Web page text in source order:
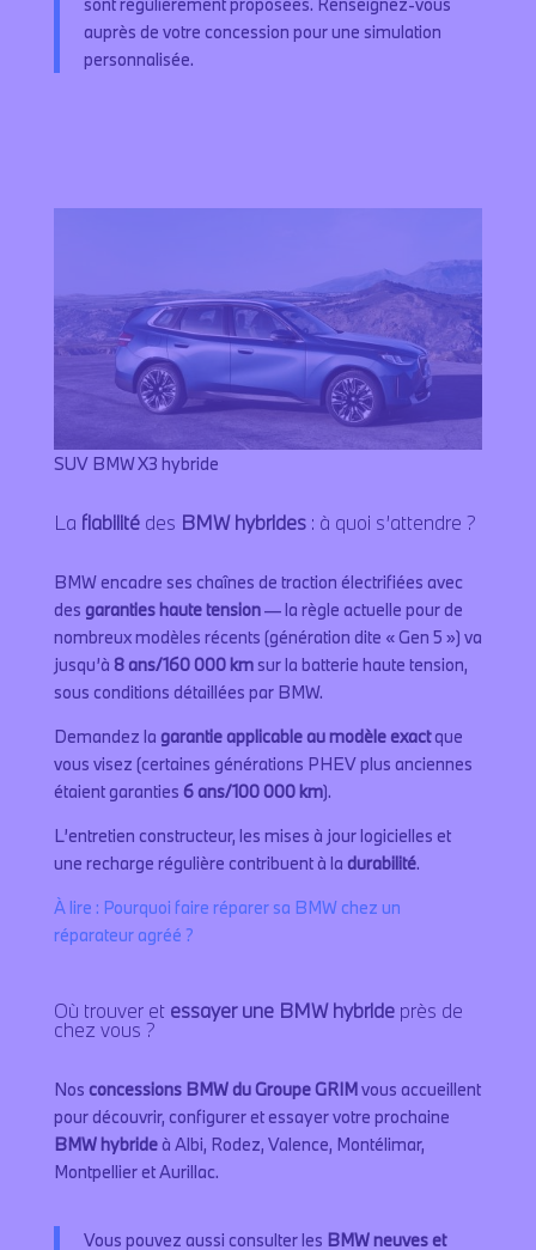
auprès de votre concession pour une simulation
personnalisée.
SUV BMW X3 hybride
La fiabilitédes BMW hybrides: à quoi s’attendre ?
BMW encadre ses chaînes de traction électrifiées avec
des garanties haute tension— la règle actuelle pour de
nombreux modèles récents (génération dite « Gen 5 ») va
jusqu’à 8 ans/160 000 kmsur la batterie haute tension,
sous conditions détaillées par BMW.
Demandez la garantie applicable au modèle exactque
vous visez (certaines générations PHEV plus anciennes
étaient garanties 6 ans/100 000 km).
L’entretien constructeur, les mises à jour logicielles et
une recharge régulière contribuent à la durabilité.
À lire : Pourquoi faire réparer sa BMW chez un
réparateur agréé ?
Où trouver et essayer une BMW hybrideprès de
chez vous ?
Nos concessions BMW du Groupe GRIMvous accueillent
pour découvrir, configurer et essayer votre prochaine
BMW hybrideà Albi, Rodez, Valence, Montélimar,
Montpellier et Aurillac.
Vous pouvez aussi consulter les BMW neuves et